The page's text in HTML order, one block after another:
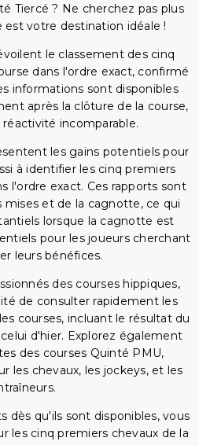
Tiercé ? Ne cherchez pas plus
est votre destination idéale !
le classement des cinq
dans l'ordre exact, confirmé
informations sont disponibles
après la clôture de la course,
incomparable.
les gains potentiels pour
à identifier les cinq premiers
l'ordre exact. Ces rapports sont
mises et de la cagnotte, ce qui
lorsque la cagnotte est
pour les joueurs cherchant
leurs bénéfices.
des courses hippiques,
de consulter rapidement les
courses, incluant le résultat du
d'hier. Explorez également
des courses Quinté PMU,
les chevaux, les jockeys, et les
dès qu'ils sont disponibles, vous
les cinq premiers chevaux de la